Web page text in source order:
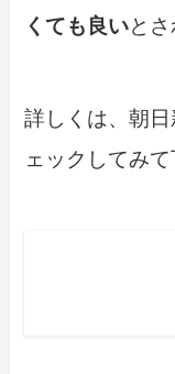
くても良いとさ
詳しくは、朝
ェックしてみ